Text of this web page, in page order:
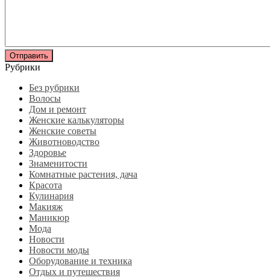
Рубрики
Без рубрики
Волосы
Дом и ремонт
Женские калькуляторы
Женские советы
Животноводство
Здоровье
Знаменитости
Комнатные растения, дача
Красота
Кулинария
Макияж
Маникюр
Мода
Новости
Новости моды
Оборудование и техника
Отдых и путешествия